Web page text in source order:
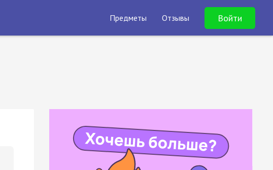
Предметы Отзывы Войти